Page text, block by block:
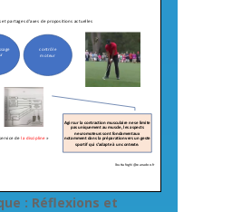
: Réflexions et